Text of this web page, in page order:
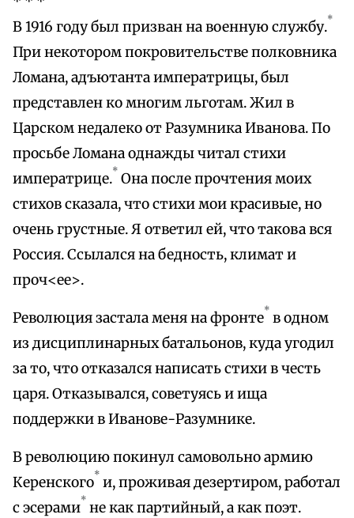
В 1916 году был призван на военную службу.*
При некотором покровительстве полковника
Ломана, адъютанта императрицы, был
представлен ко многим льготам. Жил в
Царском недалеко от Разумника Иванова. По
просьбе Ломана однажды читал стихи
императрице.* Она после прочтения моих
стихов сказала, что стихи мои красивые, но
очень грустные. Я ответил ей, что такова вся
Россия. Ссылался на бедность, климат и
проч<ее>.
Революция застала меня на фронте* в одном
из дисциплинарных батальонов, куда угодил
за то, что отказался написать стихи в честь
царя. Отказывался, советуясь и ища
поддержки в Иванове-Разумнике.
В революцию покинул самовольно армию
Керенского* и, проживая дезертиром, работал
с эсерами* не как партийный, а как поэт.